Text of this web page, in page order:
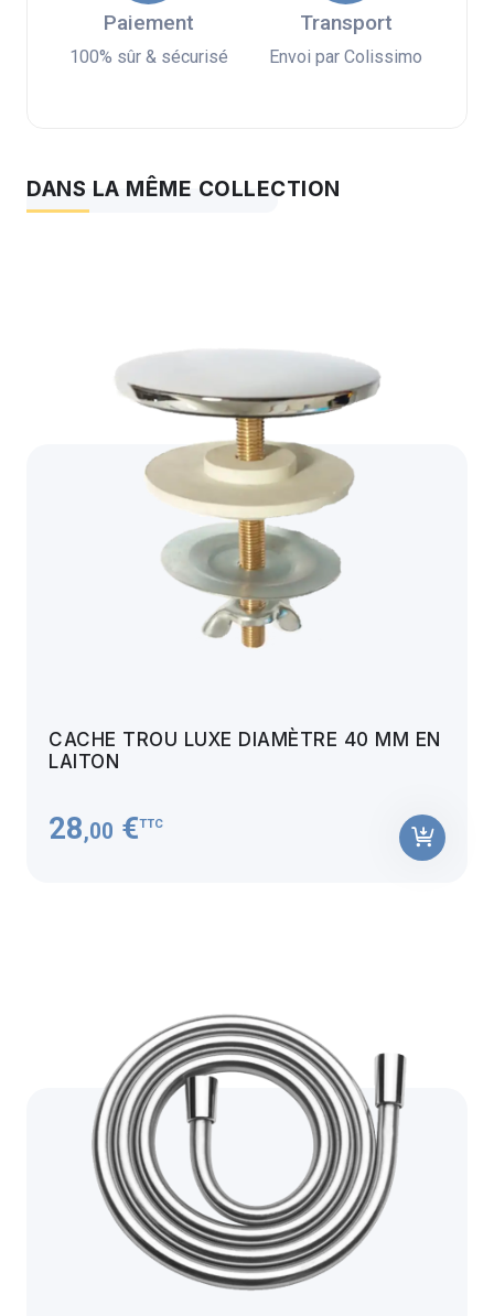
Paiement
100% sûr & sécurisé
Transport
Envoi par Colissimo
DANS LA MÊME COLLECTION
CACHE TROU LUXE DIAMÈTRE 40 MM EN
LAITON
28,00 €TTC